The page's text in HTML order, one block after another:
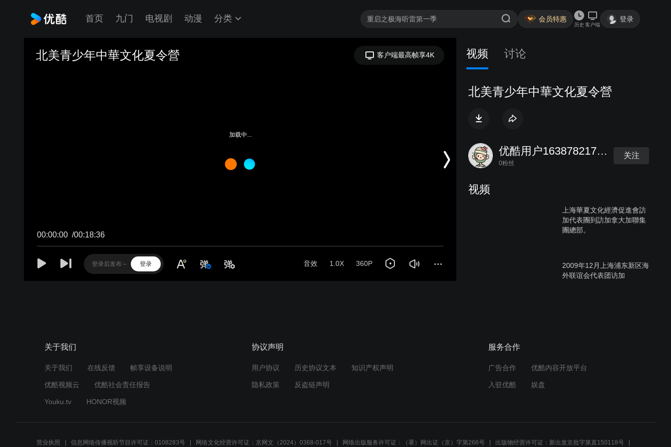
首页 九门 电视剧 动漫 分类 会员特惠
历史 客户端
登录
北美青少年中華文化夏令營 客户端最高帧享4K
00:00:00 /00:18:36
登录 音效 1.0X 360P
加载中...
视频 讨论
北美青少年中華文化夏令營
优酷用户1638782174302649
0粉丝
关注
视频
上海華夏文化經濟促進會訪
加代表團到訪加拿大加聯集
團總部。
2009年12月上海浦东新区海
外联谊会代表团访加
院)演员市场部任经理、刘老
关于我们
关于我们 在线反馈 帧享设备说明
优酷视频云 优酷社会责任报告
Youku.tv HONOR视频
协议声明
用户协议 历史协议文本 知识产权声明
隐私政策 反盗链声明
服务合作
广告合作 优酷内容开放平台
入驻优酷 娱盘
营业执照 信息网络传播视听节目许可证：0108283号 网络文化经营许可证：京网文（2024）0368-017号 网络出版服务许可证：（署）网出证（京）字第266号 出版物经营许可证：新出发京批字第直150118号